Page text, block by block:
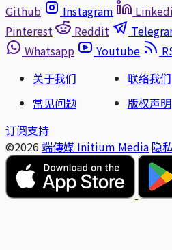
Github
Instagram
Pinterest
Reddit
Whatsapp
Youtube
关于我们
联络我们
常见问题
版权声明
订阅支持
©2026 端傳媒 Initium Media 隐